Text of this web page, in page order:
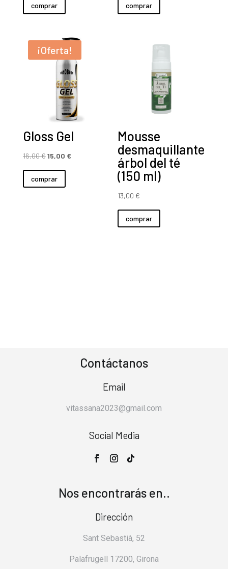
comprar
original
comprar
¡Oferta!
Gloss Gel
16,00€El
precio
original
15,00 €El
comprar
Mousse
desmaquillante
árbol del té
(150 ml)
13,00 €
comprar
Contáctanos
Email
vitassana2023@gmail.com
Social Media
Nos encontrarás en..
Dirección
Sant Sebastià, 52
Palafrugell 17200, Girona